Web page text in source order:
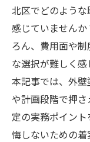
北区でどのよう
感じていません
ろん、費用面や
な選択が難しく感
本記事では、外
や計画段階で押
定の実務ポイン
悔しないための